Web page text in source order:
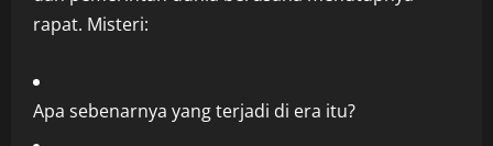
rapat. Misteri:
Apa sebenarnya yang terjadi di era itu?